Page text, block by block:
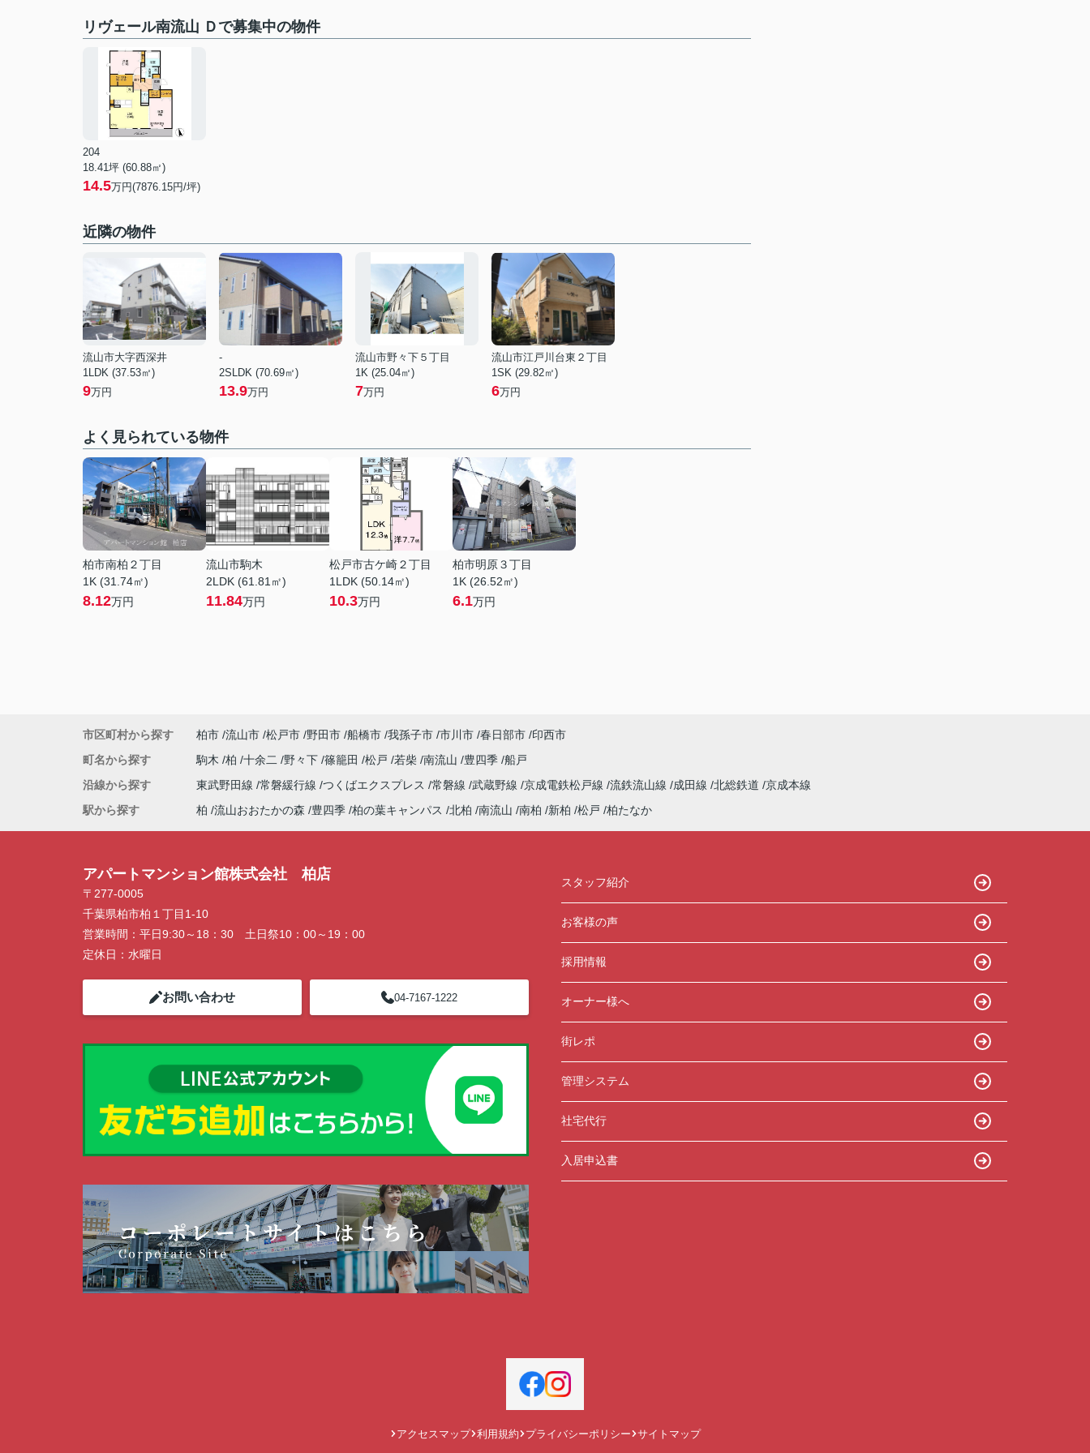
リヴェール南流山 Ｄで募集中の物件
204
18.41坪 (60.88㎡)
14.5万円(7876.15円/坪)
近隣の物件
流山市大字西深井
1LDK (37.53㎡)
9万円
-
2SLDK (70.69㎡)
13.9万円
流山市野々下５丁目
1K (25.04㎡)
7万円
流山市江戸川台東２丁目
1SK (29.82㎡)
6万円
よく見られている物件
柏市南柏２丁目
1K (31.74㎡)
8.12万円
流山市駒木
2LDK (61.81㎡)
11.84万円
松戸市古ケ崎２丁目
1LDK (50.14㎡)
10.3万円
柏市明原３丁目
1K (26.52㎡)
6.1万円
市区町村から探す 柏市 流山市 松戸市 野田市 船橋市 我孫子市 市川市 春日部市 印西市
町名から探す
駒木 柏 十余二 野々下 篠籠田 松戸 若柴 南流山 豊四季 船戸
沿線から探す
東武野田線 常磐緩行線 つくばエクスプレス 常磐線 武蔵野線 京成電鉄松戸線 流鉄流山線 成田線 北総鉄道 京成本線
駅から探す
柏 流山おおたかの森 豊四季 柏の葉キャンパス 北柏 南流山 南柏 新柏 松戸 柏たなか
アパートマンション館株式会社 柏店
〒277-0005
千葉県柏市柏１丁目1-10
営業時間： 平日9:30～18：30 土日祭10：00～19：00
定休日： 水曜日
お問い合わせ 04-7167-1222
スタッフ紹介
お客様の声
採用情報
オーナー様へ
街レポ
管理システム
社宅代行
入居申込書
アクセスマップ 利用規約 プライバシーポリシー サイトマップ